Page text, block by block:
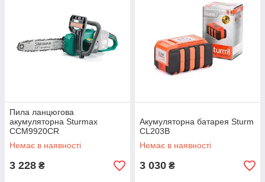
Пила ланцюгова
акумуляторна Sturmax
CCM9920CR
Немає в наявності
3 228 ₴
Акумуляторна батарея Sturm
CL203B
Немає в наявності
3 030 ₴